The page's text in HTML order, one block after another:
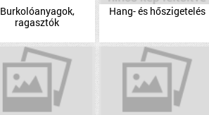
Burkolóanyagok,
ragasztók
Hang- és hőszigetelés